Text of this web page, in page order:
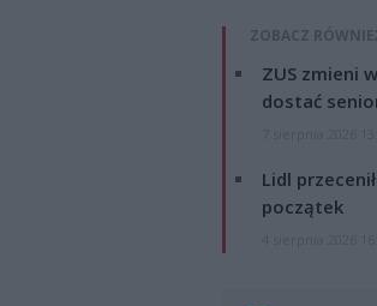
ZOBACZ
ZUS zmieni
dostać
Lidl
początek